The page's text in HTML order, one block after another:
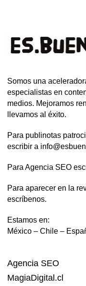
Somos una
especialistas en
medios. Mejoramos
llevamos al éxito.
Para publinotas
escribir a
Para Agencia SEO
Para aparecer en la
escríbenos.
Estamos en:
México – Chile –
Agencia SEO
MagiaDigital.cl